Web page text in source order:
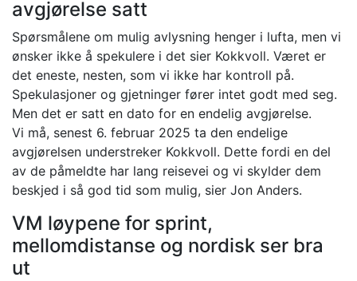
avgjørelse satt
Spørsmålene om mulig avlysning henger i lufta, men vi
ønsker ikke å spekulere i det sier Kokkvoll. Været er
det eneste, nesten, som vi ikke har kontroll på.
Spekulasjoner og gjetninger fører intet godt med seg.
Men det er satt en dato for en endelig avgjørelse.
Vi må, senest 6. februar 2025 ta den endelige
avgjørelsen understreker Kokkvoll. Dette fordi en del
av de påmeldte har lang reisevei og vi skylder dem
beskjed i så god tid som mulig, sier Jon Anders.
VM løypene for sprint,
mellomdistanse og nordisk ser bra
ut